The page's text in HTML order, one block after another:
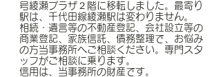
号綾瀬プラザ２階に移転しました。最寄り
駅は、千代田線綾瀬駅は変わりません。
相続・遺言等の不動産登記、会社設立等の
商業登記、家族信託、債務整理で、お悩み
の方当事務所へご相談ください。専門スタ
ッフがご相談に乗ります。
信用は、当事務所の財産です。